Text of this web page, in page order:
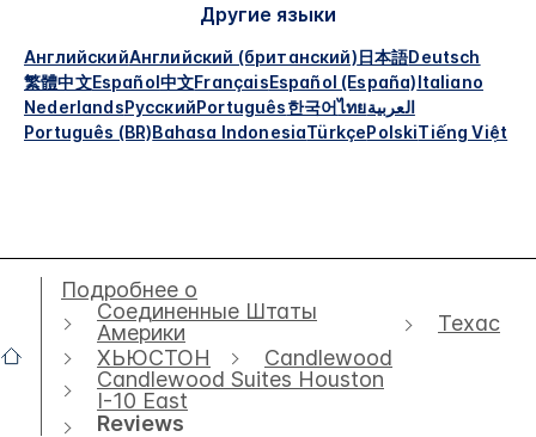
Другие языки
АнглийскийАнглийский (британский)日本語Deutsch
繁體中文Español中文FrançaisEspañol (España)Italiano
NederlandsРусскийPortuguês한국어ไทยالعربية
Português (BR)Bahasa IndonesiaTürkçePolskiTiếng Việt
Подробнее о
Соединенные Штаты
Америки
Техас
ХЬЮСТОН
Candlewood
Candlewood Suites Houston
I-10 East
Reviews